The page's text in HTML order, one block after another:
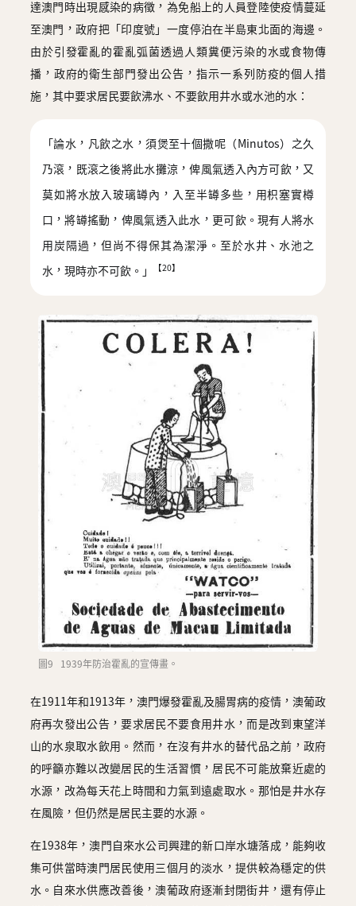
達澳門時出現感染的病徵，為免船上的人員登陸使疫情蔓延
至澳門，政府把「印度號」一度停泊在半島東北面的海邊。
由於引發霍亂的霍亂弧菌透過人類糞便污染的水或食物傳
播，政府的衛生部門發出公告，指示一系列防疫的個人措
施，其中要求居民要飲沸水、不要飲用井水或水池的水：
「論水，凡飲之水，須煲至十個撒呢（Minutos）之久
乃滾，既滾之後將此水攤涼，俾風氣透入內方可飲，又
莫如將水放入玻璃罇內，入至半罇多些，用枳塞實樽
口，將罇搖動，俾風氣透入此水，更可飲。現有人將水
用炭隔過，但尚不得保其為潔淨。至於水井、水池之
水，現時亦不可飲。」 【20】
圖9 1939年防治霍亂的宣傳畫。
在1911年和1913年，澳門爆發霍亂及腸胃病的疫情，澳葡政
府再次發出公告，要求居民不要食用井水，而是改到東望洋
山的水泉取水飲用。然而，在沒有井水的替代品之前，政府
的呼籲亦難以改變居民的生活習慣，居民不可能放棄近處的
水源，改為每天花上時間和力氣到遠處取水。那怕是井水存
在風險，但仍然是居民主要的水源。
在1938年，澳門自來水公司興建的新口岸水塘落成，能夠收
集可供當時澳門居民使用三個月的淡水，提供較為穩定的供
水。自來水供應改善後，澳葡政府逐漸封閉街井，還有停止